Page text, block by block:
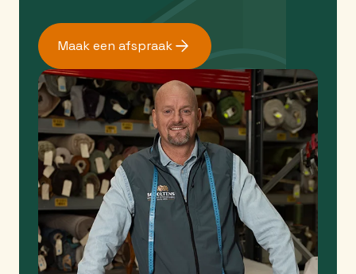
Maak een afspraak